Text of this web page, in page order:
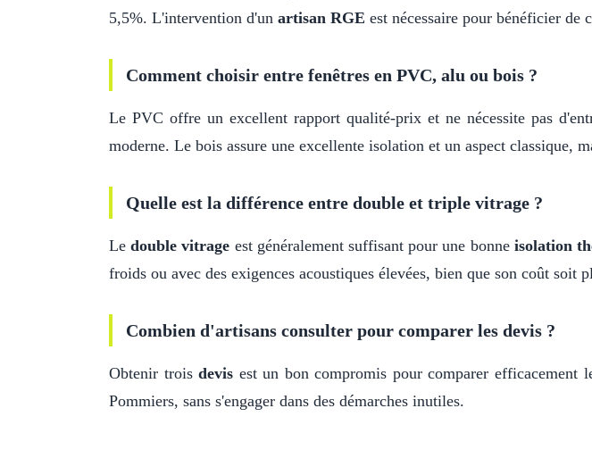
5,5%. L'intervention d'un artisan RGE est nécessaire pour bénéficier de
Comment choisir entre fenêtres en PVC, alu ou bois ?
Le PVC offre un excellent rapport qualité-prix et ne nécessite pas
moderne. Le bois assure une excellente isolation et un aspect classique,
Quelle est la différence entre double et triple vitrage ?
Ledouble vitrage est généralement suffisant pour une bonne isolation
froids ou avec des exigences acoustiques élevées, bien que son coût soit
Combien d'artisans consulter pour comparer les devis ?
Obtenir troisdevis est un bon compromis pour comparer efficacement
Pommiers, sans s'engager dans des démarches inutiles.